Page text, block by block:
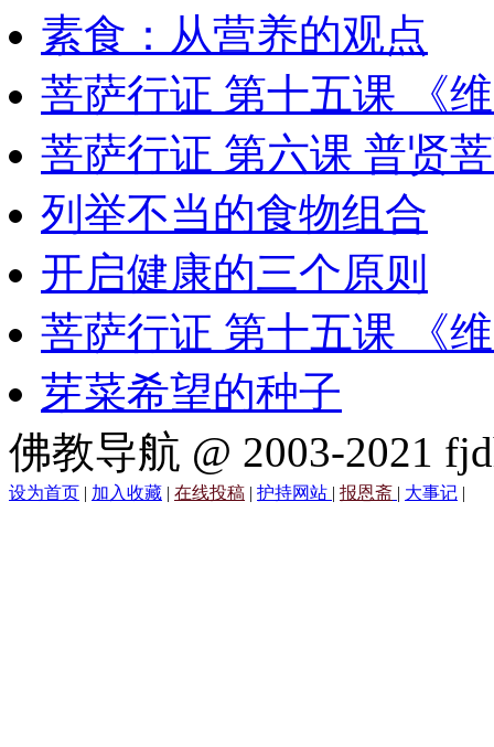
素食：从营养的观点
菩萨行证 第十五课 《
菩萨行证 第六课 普贤
列举不当的食物组合
开启健康的三个原则
菩萨行证 第十五课 《
芽菜希望的种子
佛教导航 @ 2003-2021
设为首页 | 加入收藏 | 在线投稿 | 护持网站 | 报恩斋 | 大事记 |